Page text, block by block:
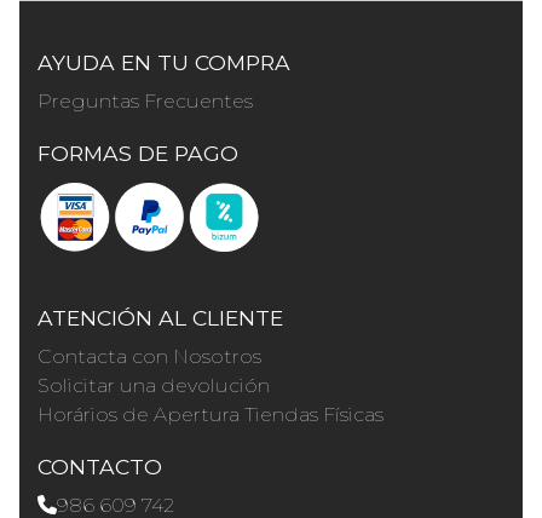
AYUDA EN TU COMPRA
Preguntas Frecuentes
FORMAS DE PAGO
ATENCIÓN AL CLIENTE
Contacta con Nosotros
Solicitar una devolución
Horários de Apertura Tiendas Físicas
CONTACTO
986 609 742